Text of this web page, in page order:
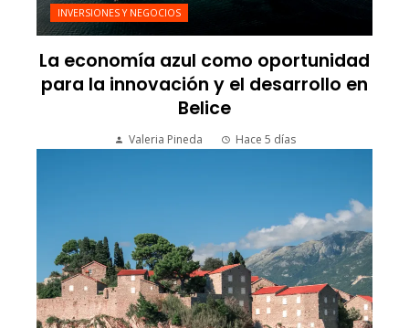
INVERSIONES Y NEGOCIOS
La economía azul como oportunidad
para la innovación y el desarrollo en
Belice
Valeria Pineda Hace 5 días